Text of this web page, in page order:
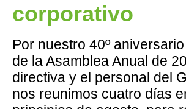
corporativo
Por nuestro 40º
de la Asamblea Anual de
directiva y el personal del
nos reunimos cuatro días